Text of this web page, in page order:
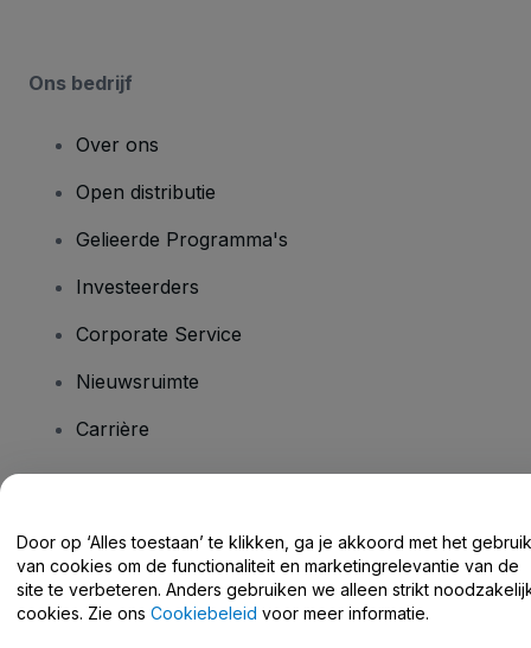
Ons bedrijf
Over ons
Open distributie
Gelieerde Programma's
Investeerders
Corporate Service
Nieuwsruimte
Carrière
Helpcentrum / Neem Contact Met Ons Op
Door op ‘Alles toestaan’ te klikken, ga je akkoord met het gebruik
van cookies om de functionaliteit en marketingrelevantie van de
site te verbeteren. Anders gebruiken we alleen strikt
cookies. Zie ons Cookiebeleid voor meer informatie.